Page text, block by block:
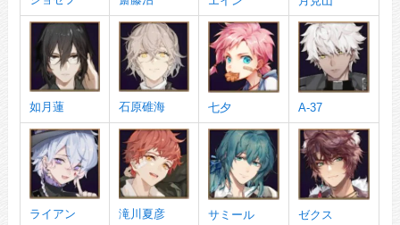
如月蓮 石原碓海 七夕 A-37
ライアン 滝川夏彦 サミール ゼクス